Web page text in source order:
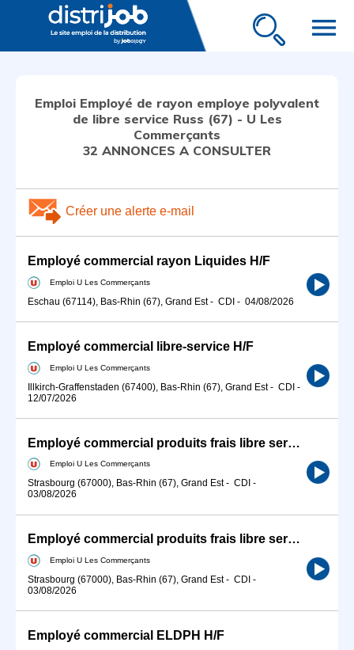
menu
Emploi Employé de rayon employe polyvalent
de libre service Russ (67) - U Les
Commerçants
32 ANNONCES A CONSULTER
Créer une alerte e-mail
Employé commercial rayon Liquides H/F
Emploi U Les Commerçants
Eschau (67114), Bas-Rhin (67), Grand Est- CDI - 04/08/2026
Employé commercial libre-service H/F
Emploi U Les Commerçants
Illkirch-Graffenstaden (67400), Bas-Rhin (67), Grand Est- CDI -
12/07/2026
Employé commercial produits frais libre service H/F
Emploi U Les Commerçants
Strasbourg (67000), Bas-Rhin (67), Grand Est- CDI -
03/08/2026
Employé commercial produits frais libre service H/F
Emploi U Les Commerçants
Strasbourg (67000), Bas-Rhin (67), Grand Est- CDI -
03/08/2026
Employé commercial ELDPH H/F